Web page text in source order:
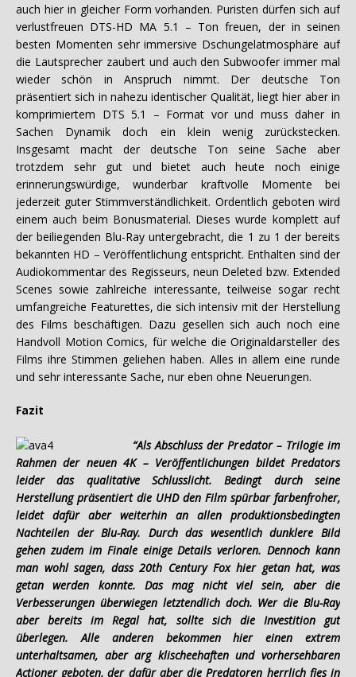
auch hier in gleicher Form vorhanden. Puristen dürfen sich auf
verlustfreuen DTS-HD MA 5.1 – Ton freuen, der in seinen
besten Momenten sehr immersive Dschungelatmosphäre auf
die Lautsprecher zaubert und auch den Subwoofer immer mal
wieder schön in Anspruch nimmt. Der deutsche Ton
präsentiert sich in nahezu identischer Qualität, liegt hier aber in
komprimiertem DTS 5.1 – Format vor und muss daher in
Sachen Dynamik doch ein klein wenig zurückstecken.
Insgesamt macht der deutsche Ton seine Sache aber
trotzdem sehr gut und bietet auch heute noch einige
erinnerungswürdige, wunderbar kraftvolle Momente bei
jederzeit guter Stimmverständlichkeit. Ordentlich geboten wird
einem auch beim Bonusmaterial. Dieses wurde komplett auf
der beiliegenden Blu-Ray untergebracht, die 1 zu 1 der bereits
bekannten HD – Veröffentlichung entspricht. Enthalten sind der
Audiokommentar des Regisseurs, neun Deleted bzw. Extended
Scenes sowie zahlreiche interessante, teilweise sogar recht
umfangreiche Featurettes, die sich intensiv mit der Herstellung
des Films beschäftigen. Dazu gesellen sich auch noch eine
Handvoll Motion Comics, für welche die Originaldarsteller des
Films ihre Stimmen geliehen haben. Alles in allem eine runde
und sehr interessante Sache, nur eben ohne Neuerungen.
Fazit
“Als Abschluss der Predator – Trilogie im
Rahmen der neuen 4K – Veröffentlichungen bildet Predators
leider das qualitative Schlusslicht. Bedingt durch seine
Herstellung präsentiert die UHD den Film spürbar farbenfroher,
leidet dafür aber weiterhin an allen produktionsbedingten
Nachteilen der Blu-Ray. Durch das wesentlich dunklere Bild
gehen zudem im Finale einige Details verloren. Dennoch kann
man wohl sagen, dass 20th Century Fox hier getan hat, was
getan werden konnte. Das mag nicht viel sein, aber die
Verbesserungen überwiegen letztendlich doch. Wer die Blu-Ray
aber bereits im Regal hat, sollte sich die Investition gut
überlegen. Alle anderen bekommen hier einen extrem
unterhaltsamen, aber arg klischeehaften und vorhersehbaren
Actioner geboten, der dafür aber die Predatoren herrlich fies in